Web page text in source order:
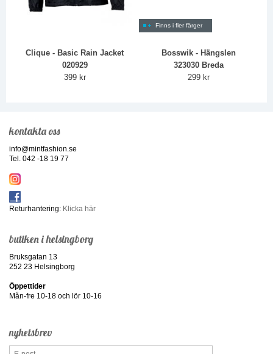
Clique - Basic Rain Jacket
020929
399 kr
Finns i fler färger
Bosswik - Hängslen
323030 Breda
299 kr
kontakta oss
info@mintfashion.se
Tel. 042 -18 19 77
Returhantering: Klicka här
butiken i helsingborg
Bruksgatan 13
252 23 Helsingborg
Öppettider
Mån-fre 10-18 och lör 10-16
nyhetsbrev